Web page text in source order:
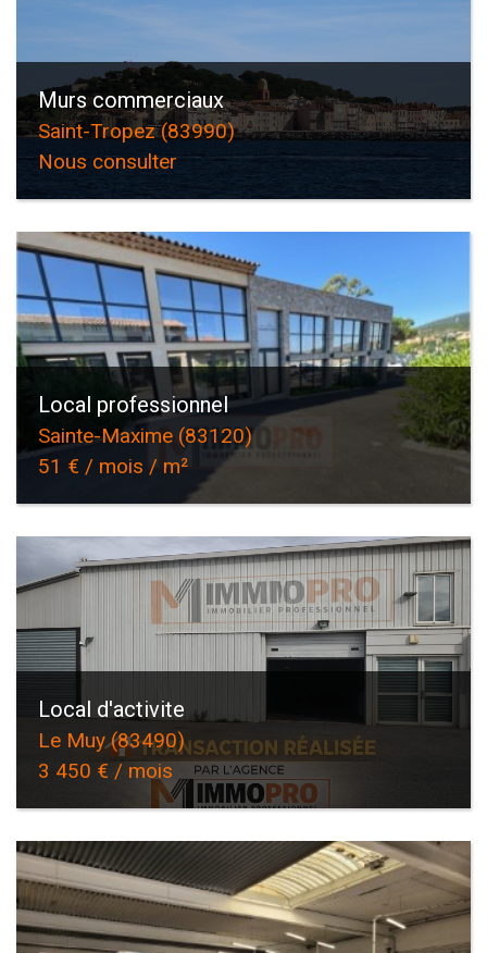
Murs commerciaux
Saint-Tropez (83990)
Nous consulter
Local professionnel
Sainte-Maxime (83120)
51 € / mois / m²
Local d'activite
Le Muy (83490)
3 450 € / mois